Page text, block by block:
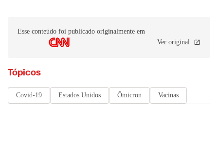
Esse conteúdo foi publicado originalmente em
Ver original
Tópicos
Covid-19 Estados Unidos Ômicron Vacinas